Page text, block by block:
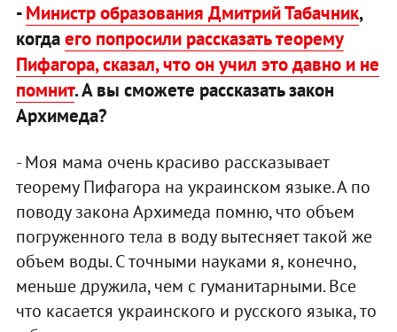
-Министр образования Дмитрий Табачник,
когдаего попросили рассказать теорему
Пифагора, сказал, что он учил это давно и не
помнит. А вы сможете рассказать закон
Архимеда?
- Моя мама очень красиво рассказывает
теорему Пифагора на украинском языке. А по
поводу закона Архимеда помню, что объем
погруженного тела в воду вытесняет такой же
объем воды. С точными науками я, конечно,
меньше дружила, чем с гуманитарными. Все
что касается украинского и русского языка, то